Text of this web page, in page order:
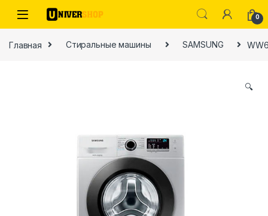
Skip to navigation
Skip to content
0
Главная Стиральные машины SAMSUNG
🔍